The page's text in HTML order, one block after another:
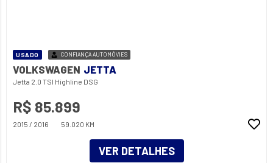
USADO CONFIANÇA AUTOMÓVIES
VOLKSWAGEN JETTA
Jetta 2.0 TSI Highline DSG
R$ 85.899
2015 / 2016 59.020 KM
VER DETALHES